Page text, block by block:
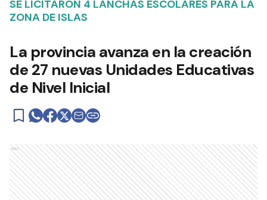
SE LICITARON 4 LANCHAS ESCOLARES PARA LA
ZONA DE ISLAS
La provincia avanza en la creación
de 27 nuevas Unidades Educativas
de Nivel Inicial
Ads